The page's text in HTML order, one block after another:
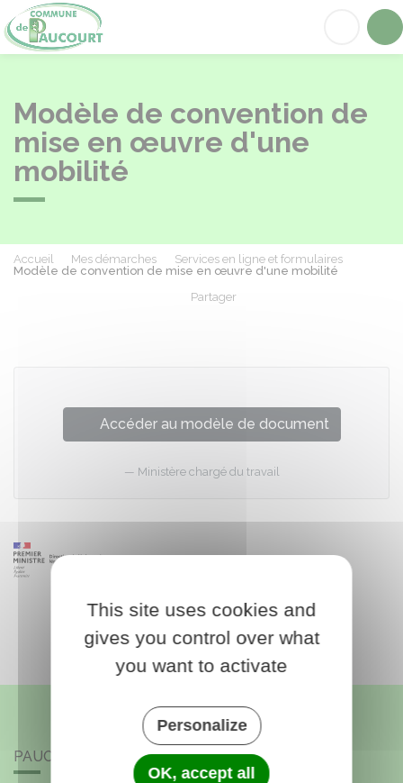
Modèle de convention de
mise en œuvre d'une
mobilité
Accueil Mes démarches
Services en ligne et formulaires
Modèle de convention de mise en œuvre d'une mobilité
Partager
Accéder au modèle de document
Ministère chargé du travail
PAUCOURT
This site uses cookies and
gives you control over what
you want to activate
Personalize
OK, accept all